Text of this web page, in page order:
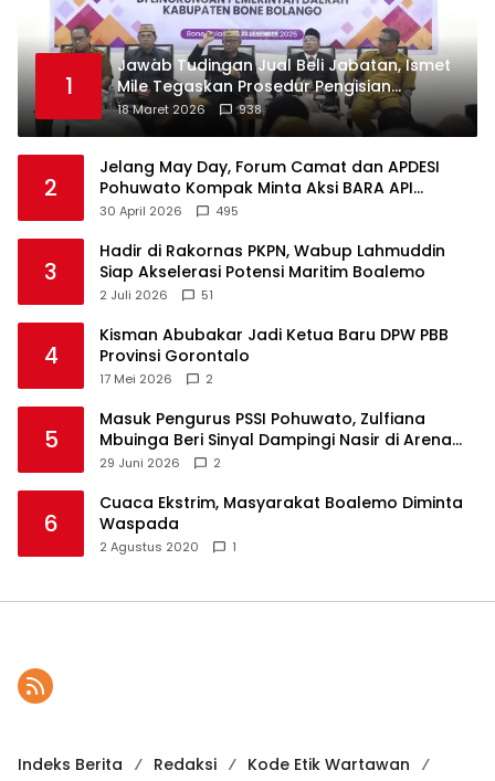
1
Jawab Tudingan Jual Beli Jabatan, Ismet
Mile Tegaskan Prosedur Pengisian
Jabatan
18 Maret 2026 938
2
Jelang May Day, Forum Camat dan APDESI
Pohuwato Kompak Minta Aksi BARA API
Ditunda
30 April 2026 495
3
Hadir di Rakornas PKPN, Wabup Lahmuddin
Siap Akselerasi Potensi Maritim Boalemo
2 Juli 2026 51
4
Kisman Abubakar Jadi Ketua Baru DPW PBB
Provinsi Gorontalo
17 Mei 2026 2
5
Masuk Pengurus PSSI Pohuwato, Zulfiana
Mbuinga Beri Sinyal Dampingi Nasir di Arena
Politik ?
29 Juni 2026 2
6
Cuaca Ekstrim, Masyarakat Boalemo Diminta
Waspada
2 Agustus 2020 1
Indeks Berita Redaksi Kode Etik Wartawan